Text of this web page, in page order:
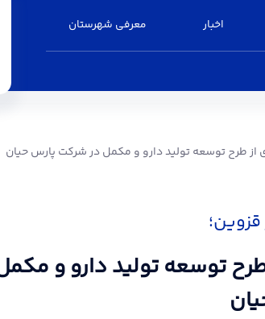
اخبار معرفی شهرستان
از طرح توسعه تولید دارو و مکمل در شرکت پارس حیان
قزوین؛
طرح توسعه تولید دارو و